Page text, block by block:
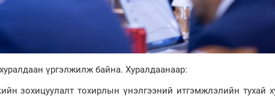
үргэлжилж байна. Хуралдаанаар:
зохицуулалт тохирлын үнэлгээний итгэмжлэлийн тухай